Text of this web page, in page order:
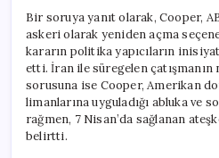
Bir soruya yanıt olarak, Cooper,
askeri olarak yeniden açma
kararın politika yapıcıların
etti. İran ile süregelen çatışmanın
sorusuna ise Cooper, Amerikan
limanlarına uyguladığı abluka ve
rağmen, 7 Nisan’da sağlanan
belirtti.